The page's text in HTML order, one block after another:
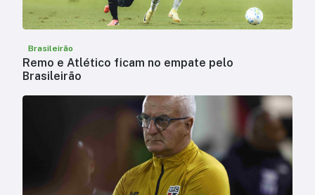
Brasileirão
Remo e Atlético ficam no empate pelo
Brasileirão